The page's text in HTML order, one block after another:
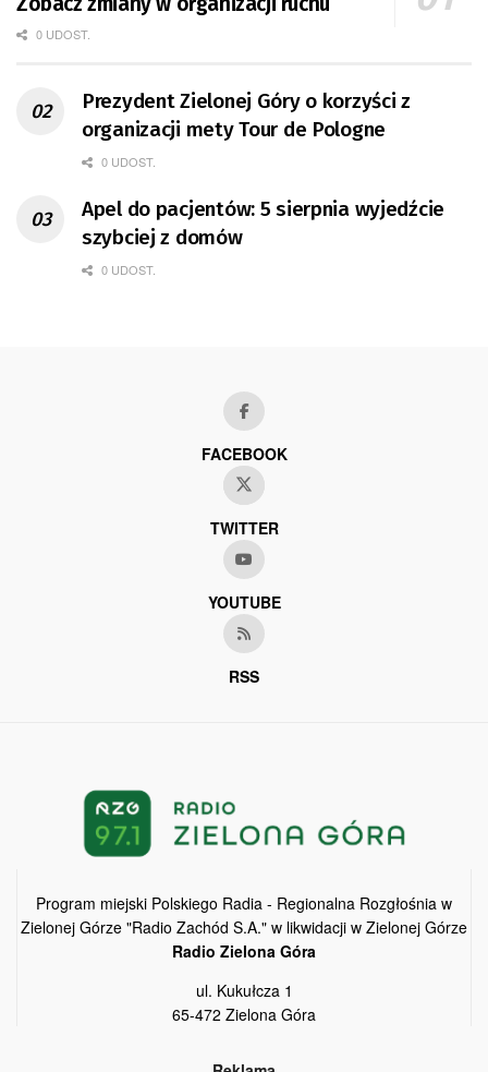
0 UDOST.
Prezydent Zielonej Góry o korzyści z
organizacji mety Tour de Pologne
0 UDOST.
Apel do pacjentów: 5 sierpnia wyjedźcie
szybciej z domów
0 UDOST.
FACEBOOK
TWITTER
YOUTUBE
RSS
Program miejski Polskiego Radia - Regionalna Rozgłośnia w
Zielonej Górze "Radio Zachód S.A." w likwidacji w Zielonej Górze
Radio Zielona Góra
ul. Kukułcza 1
65-472 Zielona Góra